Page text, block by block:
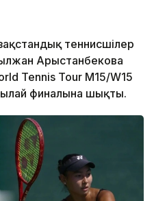
теннисшілер
Арыстанбекова
Tennis Tour M15/W15
финалына шықты.